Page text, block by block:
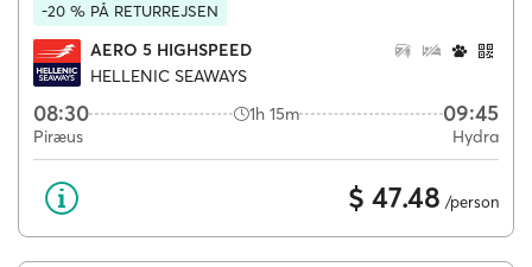
-20 % PÅ RETURREJSEN
AERO 5 HIGHSPEED
HELLENIC SEAWAYS
08:30 1h 15m 09:45
Piræus Hydra
$ 47.48 /person